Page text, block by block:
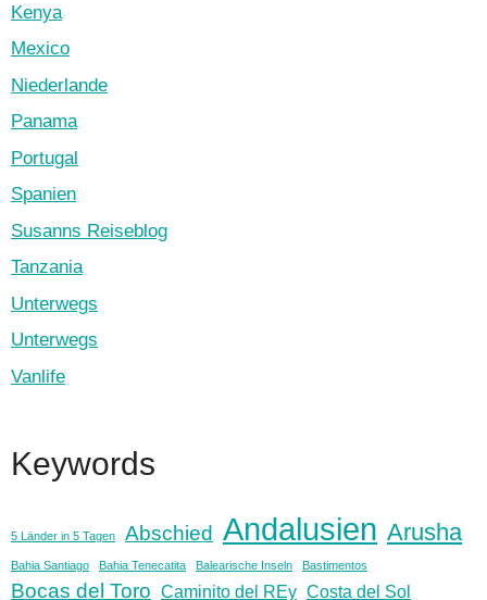
Kenya
Mexico
Niederlande
Panama
Portugal
Spanien
Susanns Reiseblog
Tanzania
Unterwegs
Unterwegs
Vanlife
Keywords
5 Länder in 5 Tagen Abschied Andalusien Arusha
Bahia Santiago Bahia Tenecatita Balearische Inseln Bastimentos
Bocas del Toro Caminito del REy Costa del Sol